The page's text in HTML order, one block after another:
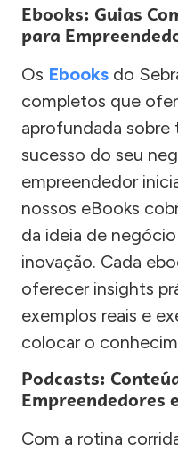
Ebooks: Guias
para
Os Ebooks do
completos que
aprofundada sobre
sucesso do seu
empreendedor
nossos eBooks
da ideia de
inovação. Cada
oferecer insights
exemplos reais e
colocar o
Podcasts:
Empreendedores
Com a rotina